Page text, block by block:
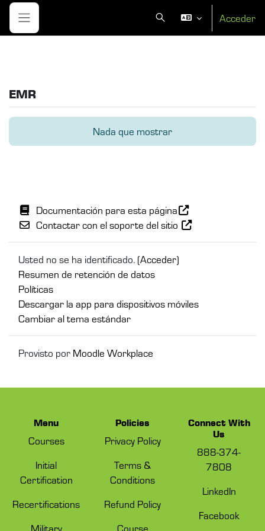
Salta al contenido principal
Panel lateral
Selector de búsqueda de
Acceder
EMR
Nada que mostrar
Documentación para esta página
Contactar con el soporte del sitio
Usted no se ha identificado. (Acceder)
Resumen de retención de datos
Políticas
Descargar la app para dispositivos móviles
Cambiar al tema estándar
Provisto por Moodle Workplace
Menu
Courses
Initial
Certification
Recertifications
Military
Policies
Privacy Policy
Terms &
Conditions
Refund Policy
Course
Connect With
Us
888-374-
7808
LinkedIn
Facebook